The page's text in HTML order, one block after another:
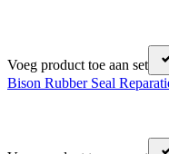
Voeg product toe aan set
Bison Rubber Seal